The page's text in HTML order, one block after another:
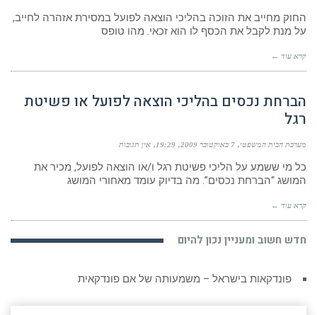
החוק מחייב את הזוכה בהליכי הוצאה לפועל במסירת אזהרה לחייב,
על מנת לקבל את הכסף לו הוא זכאי. מהו טופס
קרא עוד ←
הברחת נכסים בהליכי הוצאה לפועל או פשיטת
רגל
מערכת הבית המשפטי 7 באוקטובר 2009 19:29 אין תגובות
כל מי ששמע על הליכי פשיטת רגל ו/או הוצאה לפועל, מכיר את
המושג “הברחת נכסים”. מה בדיוק עומד מאחורי המושג
קרא עוד ←
חדש חשוב ומעניין נכון להיום
פונדקאות בישראל – משמעותה של אם פונדקאית